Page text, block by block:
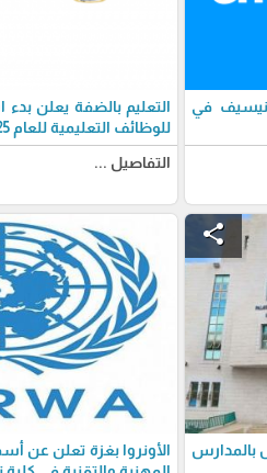
في
التعليم بالضفة يعلن
للوظائف التعليمية للعام 2026/2025
التفاصيل ...
share
للعمل بالمدارس
الأونروا بغزة تعلن عن